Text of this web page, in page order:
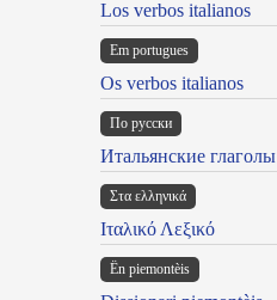
Los verbos italianos
Em portugues
Os verbos italianos
По русски
Итальянские глаголы
Στα ελληνικά
Ιταλικό Λεξικό
Ën piemontèis